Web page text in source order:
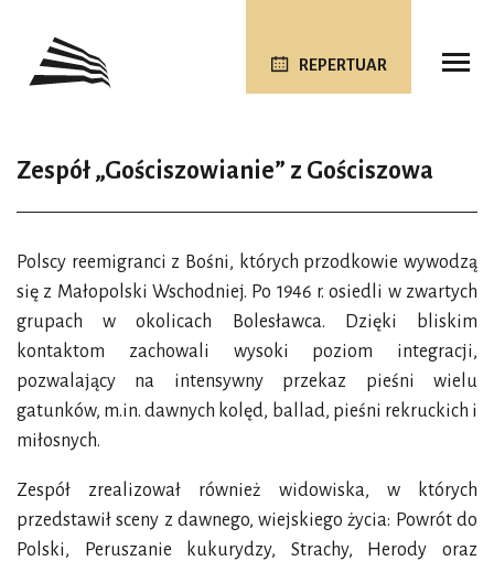
REPERTUAR
Zespół „Gościszowianie” z Gościszowa
Polscy reemigranci z Bośni, których przodkowie wywodzą
się z Małopolski Wschodniej. Po 1946 r. osiedli w zwartych
grupach w okolicach Bolesławca. Dzięki bliskim
kontaktom zachowali wysoki poziom integracji,
pozwalający na intensywny przekaz pieśni wielu
gatunków, m.in. dawnych kolęd, ballad, pieśni rekruckich i
miłosnych.
Zespół zrealizował również widowiska, w których
przedstawił sceny z dawnego, wiejskiego życia: Powrót do
Polski, Peruszanie kukurydzy, Strachy, Herody oraz